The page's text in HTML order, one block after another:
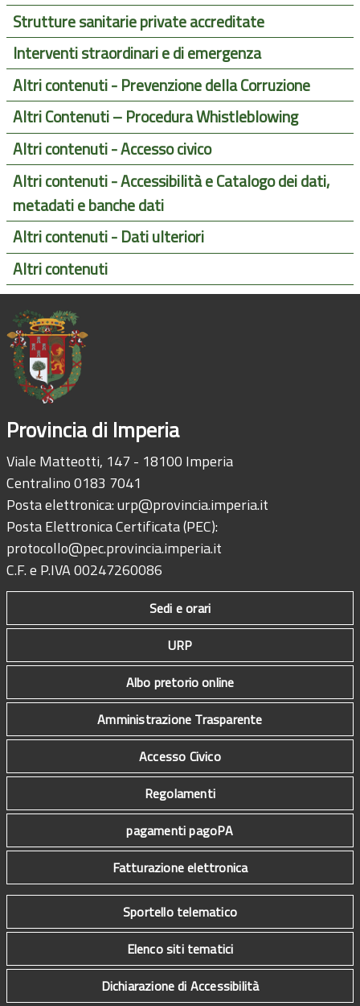
Strutture sanitarie private accreditate
Interventi straordinari e di emergenza
Altri contenuti - Prevenzione della Corruzione
Altri Contenuti – Procedura Whistleblowing
Altri contenuti - Accesso civico
Altri contenuti - Accessibilità e Catalogo dei dati,
metadati e banche dati
Altri contenuti - Dati ulteriori
Altri contenuti
Provincia di Imperia
Viale Matteotti, 147 - 18100 Imperia
Centralino 0183 7041
Posta elettronica:urp@provincia.imperia.it
Posta Elettronica Certificata (PEC):
protocollo@pec.provincia.imperia.it
C.F. e P.IVA 00247260086
Sedi e orari
URP
Albo pretorio online
Amministrazione Trasparente
Accesso Civico
Regolamenti
pagamenti pagoPA
Fatturazione elettronica
Sportello telematico
Elenco siti tematici
Dichiarazione di Accessibilità